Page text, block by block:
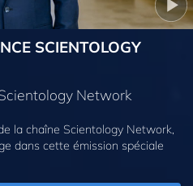
SCIENTOLOGY
Network
la chaîne Scientology Network,
dans cette émission spéciale